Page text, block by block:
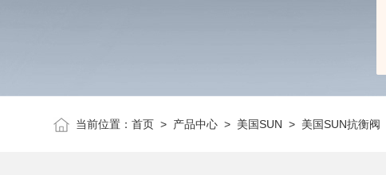
当前位置：首页 > 产品中心 > 美国SUN > 美国SUN抗衡阀